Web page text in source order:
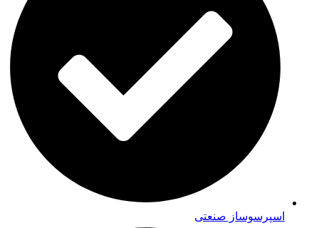
اسپرسوساز صنعتی